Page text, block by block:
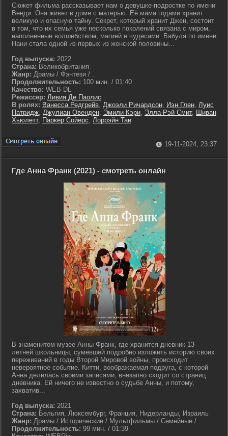
Сюжет фильма рассказывает нам о девушке-подростке по имени
Венди. Она живет в доме с матерью. Её мама годами хранит
великую и опасную тайну. Секрет, который хранит Джен, состоит
в том, что их семья уже несколько поколений связана с миром,
наполненные волшебством, магией и чудесами. Бабуля по имени
Нани стала одной из первых из женской половины...
Год выпуска: 2022
Страна: Великобритания
Жанр: Драмы / Фэнтези / .
Продолжительность: 100 мин. / 01:40
Качество: WEB-DL
Режиссер: Ливия Де Паолис
В ролях: Ванесса Редгрейв, Джоэли Ричардсон, Иэн Глен, Луис
Патридж, Джулиан Овенден, Эмили Кэри, Элла-Рэй Смит, Шиван
Хьюлетт, Паркер Сойерс, Лоррэйн Таи
19-11-2024, 23:37
Где Анна Франк (2021) - смотреть онлайн
В знаменитом музее Анны Франк, где хранится дневник 13-
летней школьницы, сумевшей подробно изложить историю своих
переживаний в годы Второй Мировой войны, происходит
невероятное событие. Китти, воображаемая подруга, с которой
Анна делилась своими записями, внезапно сходит со страниц
дневника. Ей ничего не известно о судьбе Анны, и потому,
захватив...
Год выпуска: 2021
Страна: Бельгия, Люксембург, Франция, Нидерланды, Израиль
Жанр: Драмы / Исторические / Мультфильмы / Семейные / .
Продолжительность: 99 мин. / 01:39